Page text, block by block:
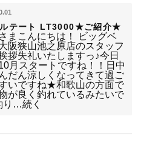
テート LT3000★ご紹介★
まこんにちは！ ビッグベ
阪狭山池之原店のスタッフ
拶失礼いたしますっ♪今日
月スタートですね！！日中
だん涼しくなってきて過ご
いですね★和歌山の方面で
が良く釣れているみたいで
り…続く